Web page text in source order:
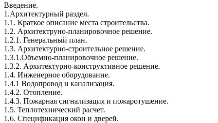
Введение.
1.Архитектурный раздел.
1.1. Краткое описание места строительства.
1.2. Архитектруно-планировочное решение.
1.2.1. Генеральный план.
1.3. Архитектурно-строительное решение.
1.3.1.Объемно-планировочное решение.
1.3.2. Архитектурно-конструктивное решение.
1.4. Инженерное оборудование.
1.4.1 Водопровод и канализация.
1.4.2. Отопление.
1.4.3. Пожарная сигнализация и пожаротушение.
1.5. Теплотехнический расчет.
1.6. Спецификация окон и дверей.